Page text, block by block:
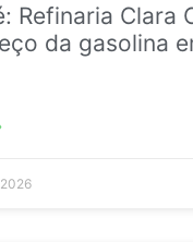
Refinaria Clara
da gasolina